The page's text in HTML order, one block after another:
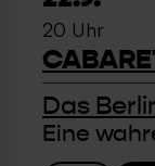
20 Uhr
Das
Eine